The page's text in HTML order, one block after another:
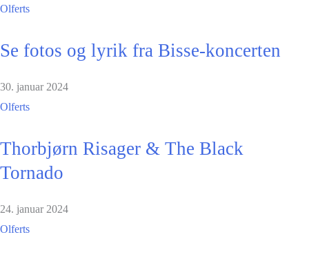
Olferts
Se fotos og lyrik fra Bisse-koncerten
30. januar 2024
Olferts
Thorbjørn Risager & The Black
Tornado
24. januar 2024
Olferts